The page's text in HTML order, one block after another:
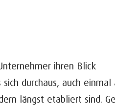
ihren Blick
durchaus, auch einmal
längst etabliert sind.